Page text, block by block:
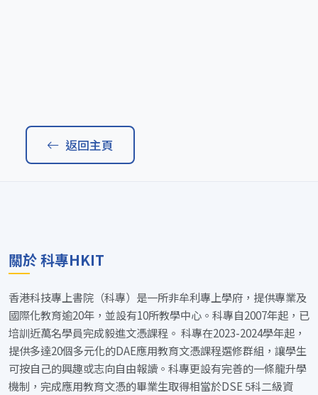
返回主頁
關於 科專HKIT
香港科技專上書院（科專）是一所非牟利專上學府，提供專業及
國際化教育逾20年，並設有10所教學中心。科專自2007年起，已
培訓近萬名學員完成毅進文憑課程。 科專在2023-2024學年起，
提供多達20個多元化的DAE應用教育文憑課程選修群組，讓學生
可按自己的興趣或志向自由報讀。科專更設有完善的一條龍升學
機制，完成應用教育文憑的畢業生取得相當於DSE 5科二級資